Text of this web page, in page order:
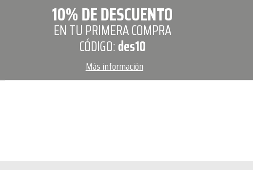
10% DE DESCUENTO
EN TU PRIMERA COMPRA
CÓDIGO:des10
Más información